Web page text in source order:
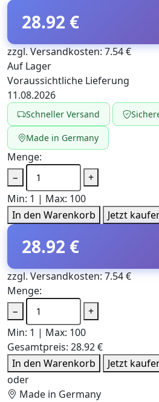
28.92 €
zzgl. Versandkosten: 7.54 €
Auf Lager
Voraussichtliche Lieferung
11.08.2026
Schneller Versand
Made in Germany
Menge:
−
+
Min: 1 | Max: 100
In den Warenkorb
Jetzt
28.92 €
zzgl. Versandkosten: 7.54 €
Menge:
−
+
Min: 1 | Max: 100
Gesamtpreis: 28.92 €
In den Warenkorb
Jetzt
oder
Made in Germany